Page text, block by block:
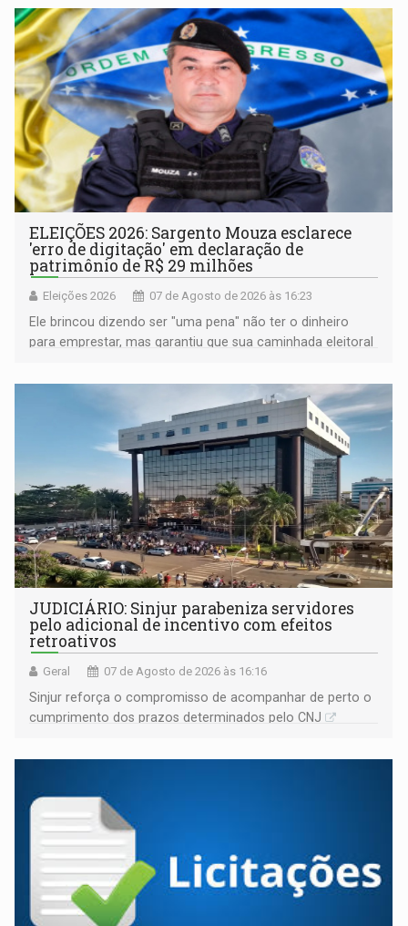
ELEIÇÕES 2026: Sargento Mouza esclarece
'erro de digitação' em declaração de
patrimônio de R$ 29 milhões
Eleições 2026 07 de Agosto de 2026 às 16:23
Ele brincou dizendo ser "uma pena" não ter o dinheiro
para emprestar, mas garantiu que sua caminhada eleitoral
JUDICIÁRIO: Sinjur parabeniza servidores
pelo adicional de incentivo com efeitos
retroativos
Geral 07 de Agosto de 2026 às 16:16
Sinjur reforça o compromisso de acompanhar de perto o
cumprimento dos prazos determinados pelo CNJ